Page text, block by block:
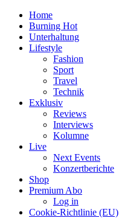
Home
Burning Hot
Unterhaltung
Lifestyle
Fashion
Sport
Travel
Technik
Exklusiv
Reviews
Interviews
Kolumne
Live
Next Events
Konzertberichte
Shop
Premium Abo
Log in
Cookie-Richtlinie (EU)